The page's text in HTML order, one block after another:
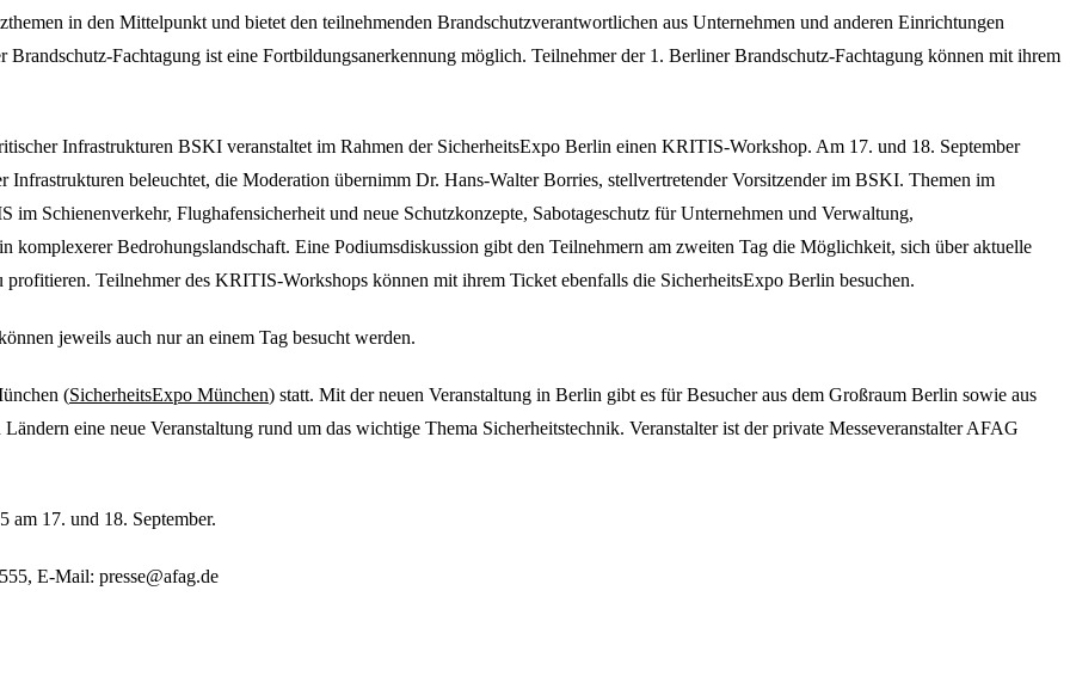
in den Mittelpunkt und bietet den teilnehmenden Brandschutzverantwortlichen aus Unternehmen und anderen Einrichtungen
Brandschutz-Fachtagung ist eine Fortbildungsanerkennung möglich. Teilnehmer der 1. Berliner Brandschutz-Fachtagung können mit ihrem
Infrastrukturen BSKI veranstaltet im Rahmen der SicherheitsExpo Berlin einen KRITIS-Workshop. Am 17. und 18. September
beleuchtet, die Moderation übernimm Dr. Hans-Walter Borries, stellvertretender Vorsitzender im BSKI. Themen im
Schienenverkehr, Flughafensicherheit und neue Schutzkonzepte, Sabotageschutz für Unternehmen und Verwaltung,
komplexerer Bedrohungslandschaft. Eine Podiumsdiskussion gibt den Teilnehmern am zweiten Tag die Möglichkeit, sich über aktuelle
Teilnehmer des KRITIS-Workshops können mit ihrem Ticket ebenfalls die SicherheitsExpo Berlin besuchen.
jeweils auch nur an einem Tag besucht werden.
(SicherheitsExpo München) statt. Mit der neuen Veranstaltung in Berlin gibt es für Besucher aus dem Großraum Berlin sowie aus
eine neue Veranstaltung rund um das wichtige Thema Sicherheitstechnik. Veranstalter ist der private Messeveranstalter AFAG
am 17. und 18. September.
E-Mail: presse@afag.de